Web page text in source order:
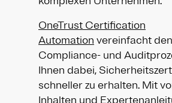
OneTrust Certification
Automation vereinfacht den
Compliance- und
Ihnen dabei,
schneller zu erhalten. Mit
Inhalten und